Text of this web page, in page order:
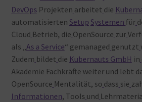
DevOps Projekten arbeitet die
automatisierten Setup Systemen für
Cloud Betrieb, die OpenSource zur
als „As a Service“ gemanaged genutzt
Zudem bildet die Kubernauts GmbH in
Akademie Fachkräfte weiter und lebt
OpenSource Mentalität, so dass sie
Informationen, Tools und